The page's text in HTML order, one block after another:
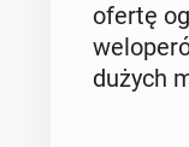
ofertę
dużych